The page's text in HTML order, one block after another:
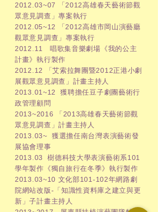
2012.03~07 「2012高雄春天藝術節觀
眾意見調查」專案執行
2012.05~12 「2012高雄市岡山演藝廳
觀眾意見調查」專案執行
2012.11 唱歌集音樂劇場《我的公主
計畫》執行製作
2012.12 「艾索拉舞團暨2012正港小劇
展觀眾意見調查」計畫主持人
2013.01~12 獲聘擔任豆子劇團藝術行
政管理顧問
2013~2016 「2013高雄春天藝術節觀
眾意見調查」計畫主持人
2013.03~ 獲選擔任南台灣表演藝術發
展協會理事
2013.03 樹德科技大學表演藝術系101
學年製作《獨自旅行在冬季》執行製作
2013.03~10 文化部101-102年網路劇
院網站改版-「知識性資料庫之建立與更
新」子計畫主持人